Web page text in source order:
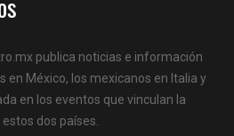
publica noticias e información
en México, los mexicanos en Italia y
en los eventos que vinculan la
dos países.